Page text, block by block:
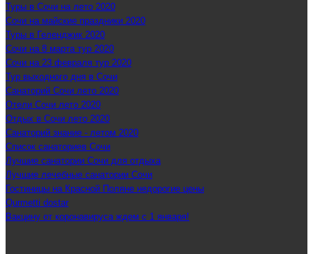
Туры в Сочи на лето 2020
Сочи на майские праздники 2020
Туры в Геленджик 2020
Сочи на 8 марта тур 2020
Сочи на 23 февраля тур 2020
Тур выходного дня в Сочи
Санаторий Сочи лето 2020
Отели Сочи лето 2020
Отдых в Сочи лето 2020
Санаторий знание - летом 2020
Список санаториев Сочи
Лучшие санатории Сочи для отдыха
Лучшие лечебные санатории Сочи
Гостиницы на Красной Поляне недорогие цены
Qurmetti dostar
Вакцину от коронавируса ждем с 1 января!